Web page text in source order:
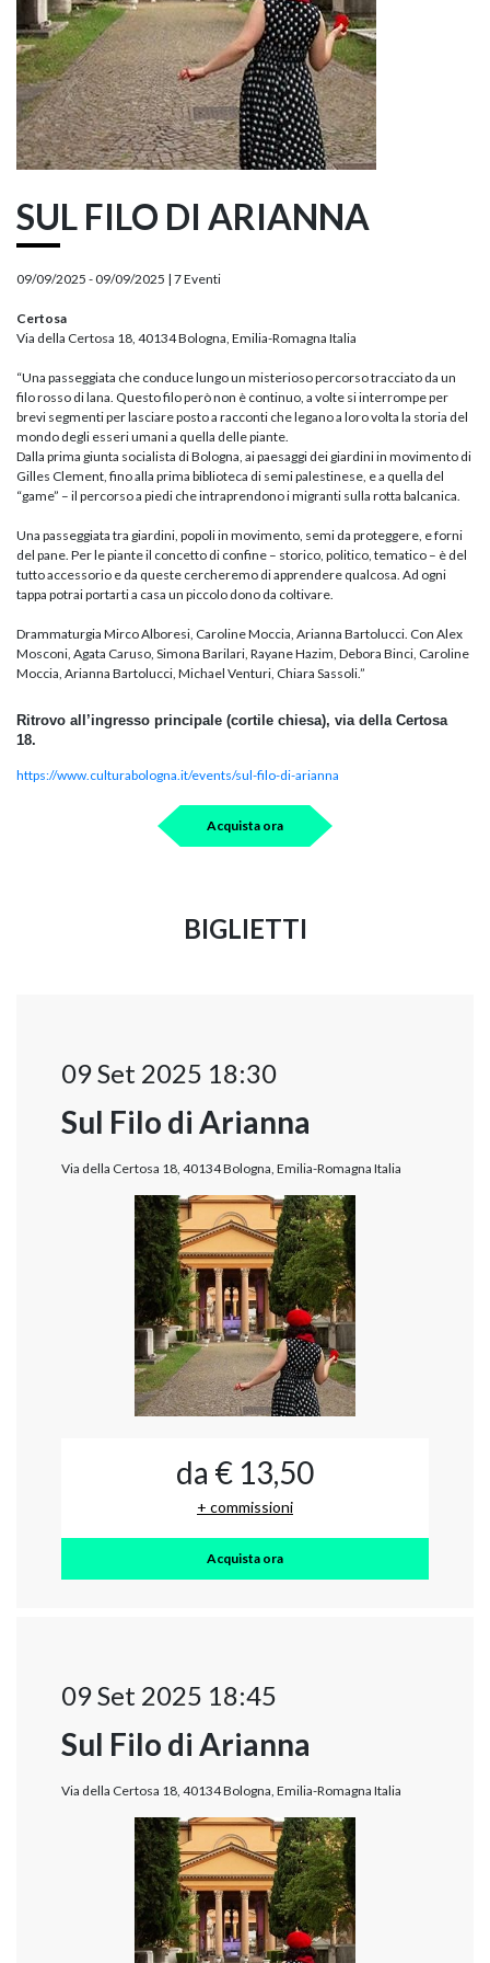
SUL FILO DI ARIANNA
09/09/2025 - 09/09/2025 | 7 Eventi
Certosa
Via della Certosa 18, 40134 Bologna, Emilia-Romagna Italia
“Una passeggiata che conduce lungo un misterioso percorso tracciato da un
filo rosso di lana. Questo filo però non è continuo, a volte si interrompe per
brevi segmenti per lasciare posto a racconti che legano a loro volta la storia del
mondo degli esseri umani a quella delle piante.
Dalla prima giunta socialista di Bologna, ai paesaggi dei giardini in movimento di
Gilles Clement, fino alla prima biblioteca di semi palestinese, e a quella del
“game” – il percorso a piedi che intraprendono i migranti sulla rotta balcanica.
Una passeggiata tra giardini, popoli in movimento, semi da proteggere, e forni
del pane. Per le piante il concetto di confine – storico, politico, tematico – è del
tutto accessorio e da queste cercheremo di apprendere qualcosa. Ad ogni
tappa potrai portarti a casa un piccolo dono da coltivare.
Drammaturgia Mirco Alboresi, Caroline Moccia, Arianna Bartolucci. Con Alex
Mosconi, Agata Caruso, Simona Barilari, Rayane Hazim, Debora Binci, Caroline
Moccia, Arianna Bartolucci, Michael Venturi, Chiara Sassoli.”
Ritrovo all’ingresso principale (cortile chiesa), via della Certosa
18.
https://www.culturabologna.it/events/sul-filo-di-arianna
Acquista ora
BIGLIETTI
09 Set 2025 18:30
Sul Filo di Arianna
Via della Certosa 18, 40134 Bologna, Emilia-Romagna Italia
da € 13,50
+ commissioni
Acquista ora
09 Set 2025 18:45
Sul Filo di Arianna
Via della Certosa 18, 40134 Bologna, Emilia-Romagna Italia